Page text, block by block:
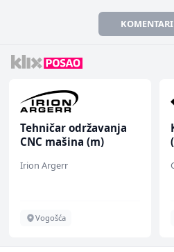
Tehničar održavanja
CNC mašina (m)
Irion Argerr
Vogošća